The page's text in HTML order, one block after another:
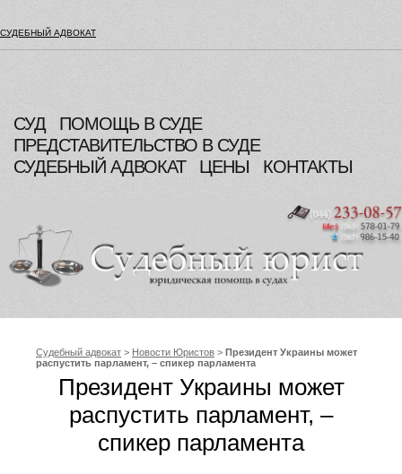
СУДЕБНЫЙ АДВОКАТ
СУД
ПОМОЩЬ В СУДЕ
ПРЕДСТАВИТЕЛЬСТВО В СУДЕ
СУДЕБНЫЙ АДВОКАТ
ЦЕНЫ КОНТАКТЫ
Судебный адвокат > Новости Юристов > Президент Украины может
распустить парламент, – спикер парламента
Президент Украины может
распустить парламент, –
спикер парламента